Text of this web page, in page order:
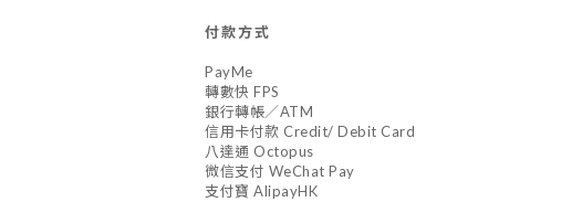
付款方式
PayMe
轉數快 FPS
銀行轉帳／ATM
信用卡付款 Credit/ Debit Card
八達通 Octopus
微信支付 WeChat Pay
支付寶 AlipayHK